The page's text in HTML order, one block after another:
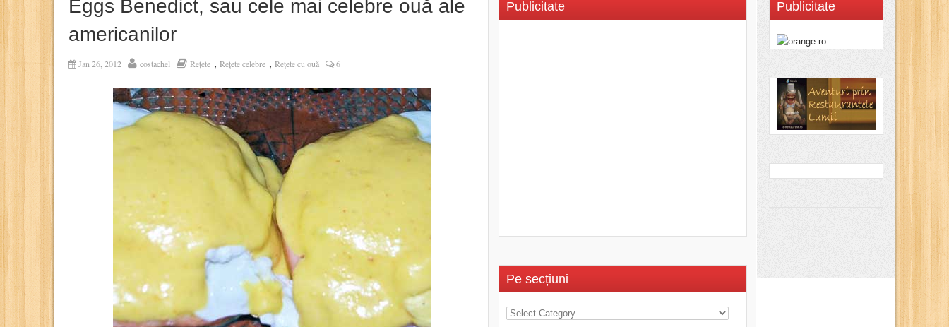
Eggs Benedict, sau cele mai celebre ouă ale
americanilor
Jan 26, 2012 costachel Rețete , Rețete celebre , Rețete cu ouă 6
Publicitate
Pe secțiuni
Publicitate